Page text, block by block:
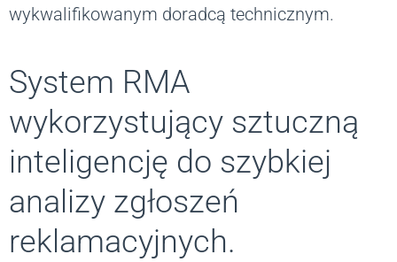
wykwalifikowanym doradcą technicznym.
System RMA
wykorzystujący sztuczną
inteligencję do szybkiej
analizy zgłoszeń
reklamacyjnych.